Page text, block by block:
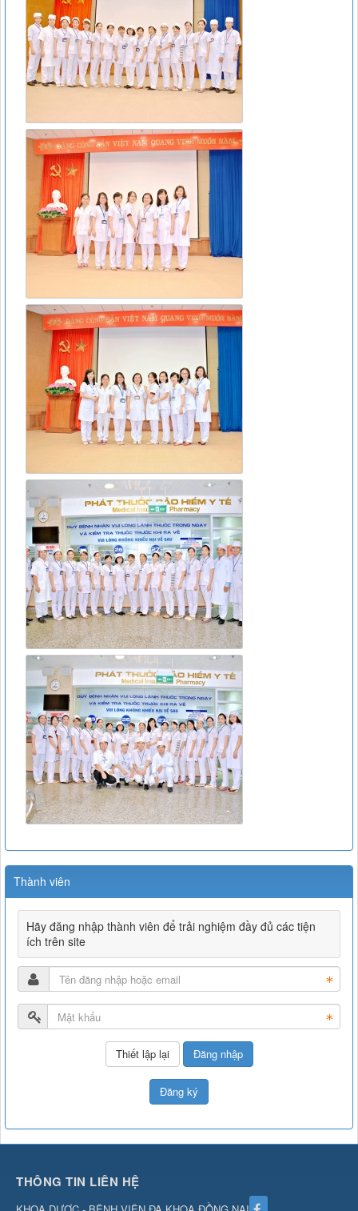
Thành viên
Hãy đăng nhập thành viên để trải nghiệm đầy đủ các tiện
ích trên site
Đăng nhập
Đăng ký
THÔNG TIN LIÊN HỆ